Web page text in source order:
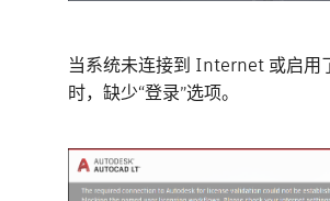
当系统未连接到 Internet 或启用
时，缺少“登录”选项。